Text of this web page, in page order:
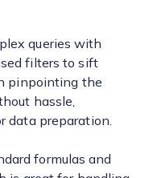
queries with
filters to sift
pinpointing the
hassle,
data preparation.
formulas and